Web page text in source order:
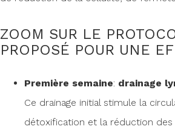
ZOOM SUR LE
PROPOSÉ POUR UNE
Première semaine: drainage
Ce drainage initial stimule la
détoxification et la réduction